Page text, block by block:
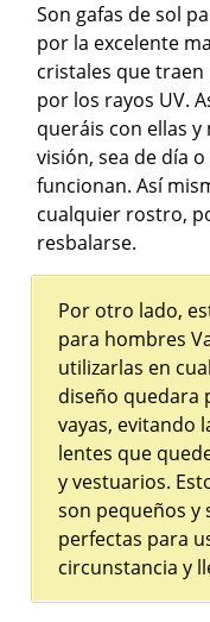
Son gafas de sol
por la excelente
cristales que
por los rayos UV.
queráis con ellas
visión, sea de día
funcionan. Así
cualquier rostro,
resbalarse.
Por otro lado,
para hombres
utilizarlas en
diseño quedara
vayas, evitando
lentes que
y vestuarios.
son pequeños y
perfectas para
circunstancia y